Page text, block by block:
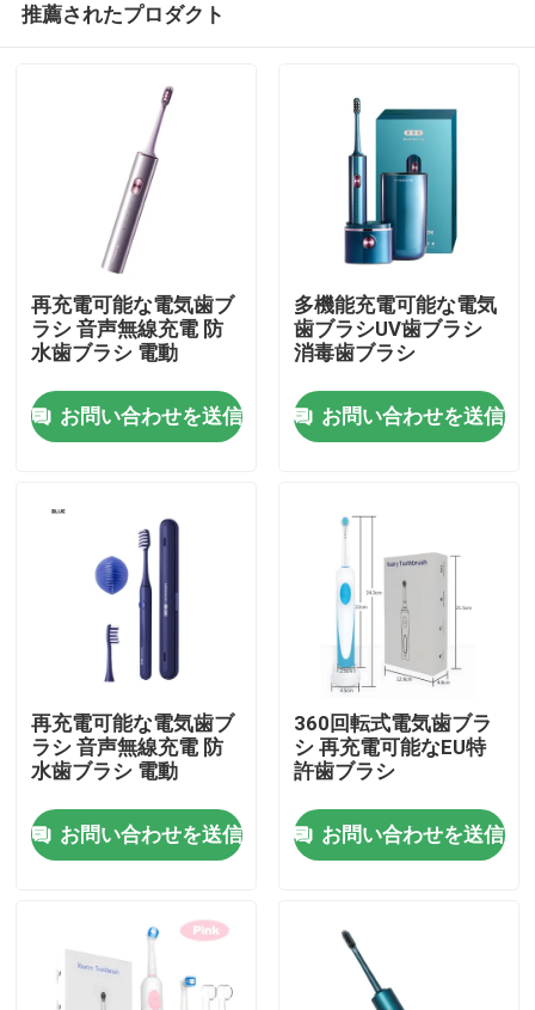
家へ
製品
わたしたち に つい て
工場 ツアー
連絡 ください
引金 を 求め て ください
口頭心配の電動歯ブラシ
防水電動歯ブラシ
推薦されたプロダクト
再充電可能な電気歯ブ
ラシ 音声無線充電 防
水歯ブラシ 電動
お問い合わせを送信
多機能充電可能な電気
歯ブラシUV歯ブラシ
消毒歯ブラシ
お問い合わせを送信
再充電可能な電気歯ブ
ラシ 音声無線充電 防
水歯ブラシ 電動
お問い合わせを送信
360回転式電気歯ブラ
シ 再充電可能なEU特
許歯ブラシ
お問い合わせを送信